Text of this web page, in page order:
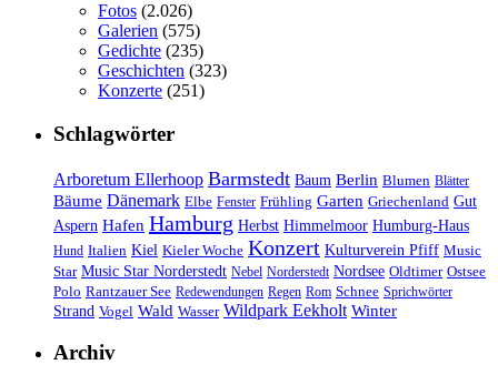
Fotos (2.026)
Galerien (575)
Gedichte (235)
Geschichten (323)
Konzerte (251)
Schlagwörter
Arboretum Ellerhoop Barmstedt Baum Berlin Blumen Blätter
Bäume Dänemark Elbe Fenster Frühling Garten Griechenland Gut
Aspern Hafen Hamburg Herbst Himmelmoor Humburg-Haus
Hund Italien Kiel Kieler Woche Konzert Kulturverein Pfiff Music
Star Music Star Norderstedt Nebel Norderstedt Nordsee Oldtimer Ostsee
Polo Rantzauer See Redewendungen Regen Rom Schnee Sprichwörter
Strand Vogel Wald Wasser Wildpark Eekholt Winter
Archiv